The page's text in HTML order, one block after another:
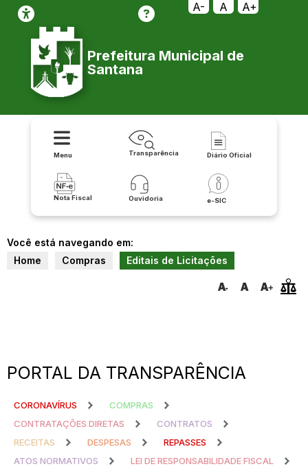
A- A A+
Prefeitura Municipal de
Santana
Menu Transparência Diário Oficial
Nota Fiscal Ouvidoria e-SIC
Você está navegando em:
Home
Compras Editais de Licitações
PORTAL DA TRANSPARÊNCIA
CORONAVÍRUS
COMPRAS
CONTRATAÇÕES DIRETAS
CONTRATOS
RECEITAS
DESPESAS
REPASSES
ATOS NORMATIVOS
LEI DE RESPONSABILIDADE FISCAL